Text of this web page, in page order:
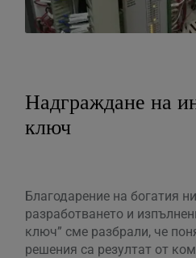
Надграждане на
ключ
Благодарение на богатия
разработването и
ключ” сме разбрали, че
решения са резултат от